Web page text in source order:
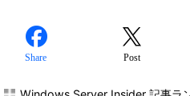
Share Post